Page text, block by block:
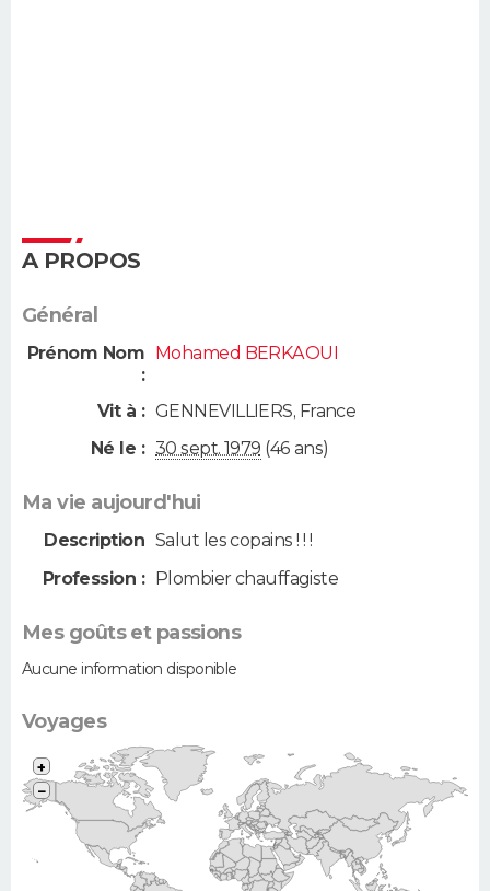
A PROPOS
Général
Prénom Nom
:
Mohamed BERKAOUI
Vit à : GENNEVILLIERS, France
Né le : 30 sept. 1979 (46 ans)
Ma vie aujourd'hui
Description Salut les copains ! ! !
Profession : Plombier chauffagiste
Mes goûts et passions
Aucune information disponible
Voyages
+
−